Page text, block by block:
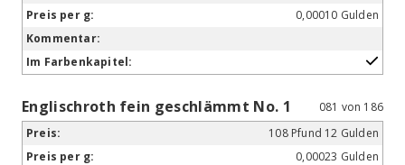
0,00010 Gulden
Englischroth fein geschlämmt No. 1
081 von 186
108 Pfund 12 Gulden
0,00023 Gulden